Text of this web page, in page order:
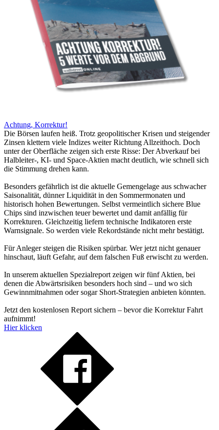
Achtung, Korrektur!
Die Börsen laufen heiß. Trotz geopolitischer Krisen und steigender
Zinsen klettern viele Indizes weiter Richtung Allzeithoch. Doch
unter der Oberfläche zeigen sich erste Risse: Der Abverkauf bei
Halbleiter-, KI- und Space-Aktien macht deutlich, wie schnell sich
die Stimmung drehen kann.
Besonders gefährlich ist die aktuelle Gemengelage aus schwacher
Saisonalität, dünner Liquidität in den Sommermonaten und
historisch hohen Bewertungen. Selbst vermeintlich sichere Blue
Chips sind inzwischen teuer bewertet und damit anfällig für
Korrekturen. Gleichzeitig liefern technische Indikatoren erste
Warnsignale. So werden viele Rekordstände nicht mehr bestätigt.
Für Anleger steigen die Risiken spürbar. Wer jetzt nicht genauer
hinschaut, läuft Gefahr, auf dem falschen Fuß erwischt zu werden.
In unserem aktuellen Spezialreport zeigen wir fünf Aktien, bei
denen die Abwärtsrisiken besonders hoch sind – und wo sich
Gewinnmitnahmen oder sogar Short-Strategien anbieten könnten.
Jetzt den kostenlosen Report sichern – bevor die Korrektur Fahrt
aufnimmt!
Hier klicken